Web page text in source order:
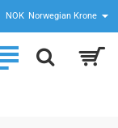
NOK Norwegian Krone